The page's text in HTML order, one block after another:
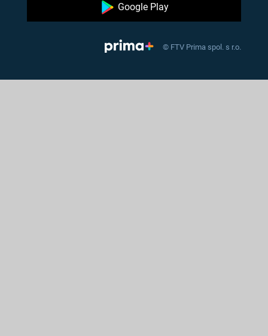
Google Play
© FTV Prima spol. s r.o.